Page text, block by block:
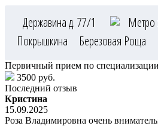
Державина д. 77/1 Метро :
Покрышкина
Березовая Роща
Первичный прием по
3500 руб.
Последний отзыв
Кристина
15.09.2025
Роза Владимировна очень